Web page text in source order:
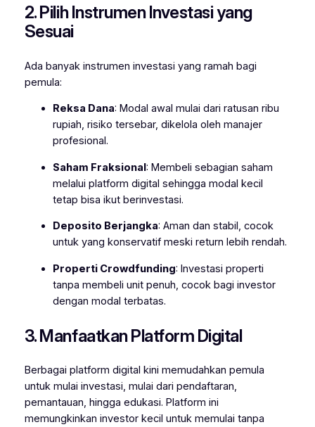
2. Pilih Instrumen Investasi yang
Sesuai
Ada banyak instrumen investasi yang ramah bagi
pemula:
Reksa Dana: Modal awal mulai dari ratusan ribu
rupiah, risiko tersebar, dikelola oleh manajer
profesional.
Saham Fraksional: Membeli sebagian saham
melalui platform digital sehingga modal kecil
tetap bisa ikut berinvestasi.
Deposito Berjangka: Aman dan stabil, cocok
untuk yang konservatif meski return lebih rendah.
Properti Crowdfunding: Investasi properti
tanpa membeli unit penuh, cocok bagi investor
dengan modal terbatas.
3. Manfaatkan Platform Digital
Berbagai platform digital kini memudahkan pemula
untuk mulai investasi, mulai dari pendaftaran,
pemantauan, hingga edukasi. Platform ini
memungkinkan investor kecil untuk memulai tanpa